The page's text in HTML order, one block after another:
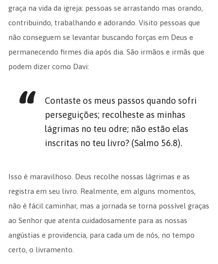
graça na vida da igreja: pessoas se arrastando mas orando,
contribuindo, trabalhando e adorando. Visito pessoas que
não conseguem se levantar buscando forças em Deus e
permanecendo firmes dia após dia. São irmãos e irmãs que
podem dizer como Davi:
Contaste os meus passos quando sofri
perseguições; recolheste as minhas
lágrimas no teu odre; não estão elas
inscritas no teu livro? (Salmo 56.8).
Isso é maravilhoso. Deus recolhe nossas lágrimas e as
registra em seu livro. Realmente, em alguns momentos,
não é fácil caminhar, mas a jornada se torna possível graças
ao Senhor que atenta cuidadosamente para as nossas
angústias e providencia, para cada um de nós, no tempo
certo, o livramento.